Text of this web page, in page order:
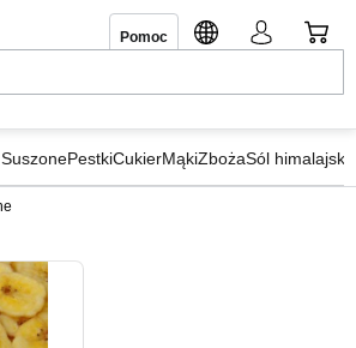
Pomoc
PestkiCukierMąkiZbożaSól himalajska